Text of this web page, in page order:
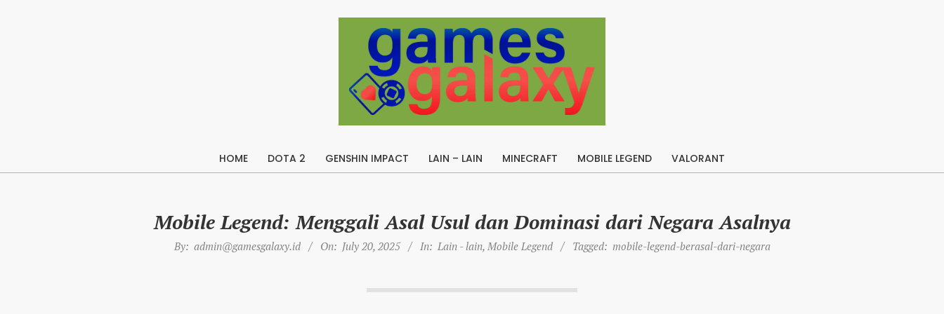
B
i
A
p
Primary
HOME DOTA 2 GENSHIN IMPACT LAIN – LAIN MINECRAFT MOBILE LEGEND VALORANT
Mobile Legend: Menggali Asal Usul dan Dominasi dari Negara Asalnya
By: admin@gamesgalaxy.id On: July 20, 2025 In: Lain - lain, Mobile Legend Tagged: mobile-legend-berasal-dari-negara